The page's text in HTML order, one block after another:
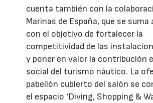
cuenta también con la
Marinas de España, que se
con el objetivo de fortalecer la
competitividad de las
y poner en valor la contribución
social del turismo náutico. La
pabellón cubierto del salón se
el espacio ‘Diving, Shopping &